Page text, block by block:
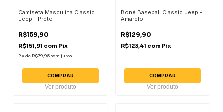
Camiseta Masculina Classic
Jeep - Preto
R$159,90
R$151,91 com Pix
2xde R$79,95sem juros
COMPRAR
Ver produto
Boné Baseball Classic Jeep -
Amarelo
R$129,90
R$123,41 com Pix
COMPRAR
Ver produto